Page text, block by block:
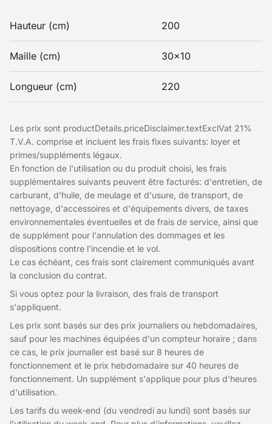
Hauteur (cm) 200
Maille (cm) 30x10
Longueur (cm) 220
Les prix sont productDetails.priceDisclaimer.textExclVat 21%
T.V.A. comprise et incluent les frais fixes suivants: loyer et
primes/suppléments légaux.
En fonction de l'utilisation ou du produit choisi, les frais
supplémentaires suivants peuvent être facturés: d'entretien, de
carburant, d'huile, de meulage et d'usure, de transport, de
nettoyage, d'accessoires et d'équipements divers, de taxes
environnementales éventuelles et de frais de service, ainsi que
de supplément pour l'annulation des dommages et les
dispositions contre l'incendie et le vol.
Le cas échéant, ces frais sont clairement communiqués avant
la conclusion du contrat.
Si vous optez pour la livraison, des frais de transport
s'appliquent.
Les prix sont basés sur des prix journaliers ou hebdomadaires,
sauf pour les machines équipées d'un compteur horaire ; dans
ce cas, le prix journalier est basé sur 8 heures de
fonctionnement et le prix hebdomadaire sur 40 heures de
fonctionnement. Un supplément s'applique pour plus d'heures
d'utilisation.
Les tarifs du week-end (du vendredi au lundi) sont basés sur